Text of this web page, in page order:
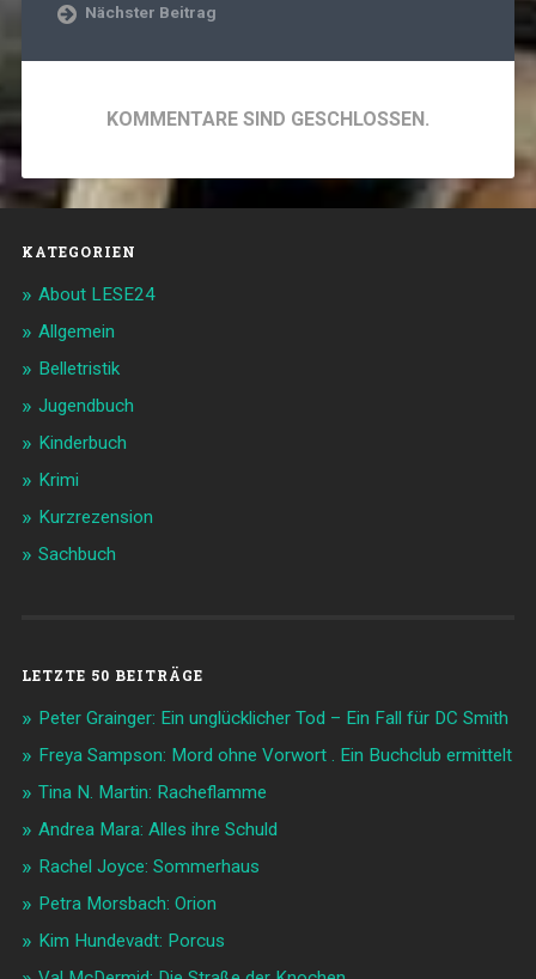
Nächster Beitrag
KOMMENTARE SIND GESCHLOSSEN.
KATEGORIEN
About LESE24
Allgemein
Belletristik
Jugendbuch
Kinderbuch
Krimi
Kurzrezension
Sachbuch
LETZTE 50 BEITRÄGE
Peter Grainger: Ein unglücklicher Tod – Ein Fall für DC Smith
Freya Sampson: Mord ohne Vorwort . Ein Buchclub ermittelt
Tina N. Martin: Racheflamme
Andrea Mara: Alles ihre Schuld
Rachel Joyce: Sommerhaus
Petra Morsbach: Orion
Kim Hundevadt: Porcus